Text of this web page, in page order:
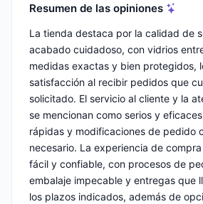
Resumen de las opiniones
La tienda destaca por la calidad de
acabado cuidadoso, con vidrios
medidas exactas y bien protegidos,
satisfacción al recibir pedidos que
solicitado. El servicio al cliente y la
se mencionan como serios y
rápidas y modificaciones de pedido
necesario. La experiencia de
fácil y confiable, con procesos de
embalaje impecable y entregas que
los plazos indicados, además de